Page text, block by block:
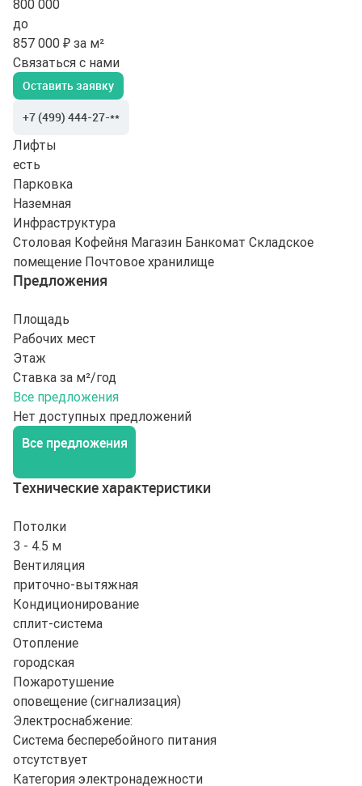
800 000
до
857 000 ₽ за м²
Связаться с нами
Оставить заявку
+7 (499) 444-27-**
Лифты
есть
Парковка
Наземная
Инфраструктура
Столовая Кофейня Магазин Банкомат Складское
помещение Почтовое хранилище
Предложения
Площадь
Рабочих мест
Этаж
Ставка за м²/год
Все предложения
Нет доступных предложений
Все предложения
Технические характеристики
Потолки
3 - 4.5 м
Вентиляция
приточно-вытяжная
Кондиционирование
сплит-система
Отопление
городская
Пожаротушение
оповещение (сигнализация)
Электроснабжение:
Система бесперебойного питания
отсутствует
Категория электронадежности